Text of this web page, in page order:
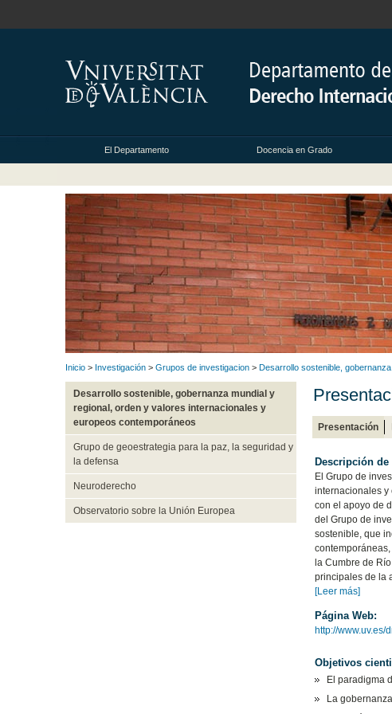
El Departamento Docencia en Grado
Inicio > Investigación > Grupos de investigacion > Desarrollo sostenible,
Desarrollo sostenible, gobernanza mundial y
regional, orden y valores internacionales y
europeos contemporáneos
Grupo de geoestrategia para la paz, la seguridad y
la defensa
Neuroderecho
Observatorio sobre la Unión Europea
Presentación
Descripción
El Grupo de
internacionales y
con el apoyo de
del Grupo de
sostenible, que
la Cumbre de
principales de la
[Leer más]
Página Web:
http://www.uv.es/
Objetivos
El paradigma
La